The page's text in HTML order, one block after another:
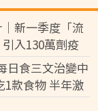
新一季度「流
入130萬劑疫
科興疫苗最快
件免費接種】
日食三文治變中
1款食物 半年激